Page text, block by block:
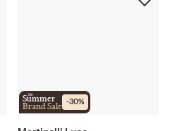
the
Summer
Brand Sale -30%